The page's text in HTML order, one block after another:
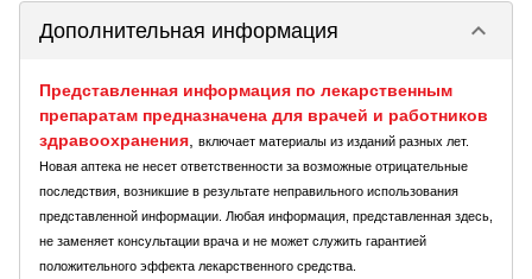
Дополнительная информация keyboard_arrow_down
Представленная информация по лекарственным
препаратам предназначена для врачей и работников
здравоохранения
включает материалы из изданий разных лет.
Новая аптека не несет ответственности за возможные отрицательные
последствия, возникшие в результате неправильного использования
представленной информации. Любая информация, представленная здесь,
не заменяет консультации врача и не может служить гарантией
положительного эффекта лекарственного средства.